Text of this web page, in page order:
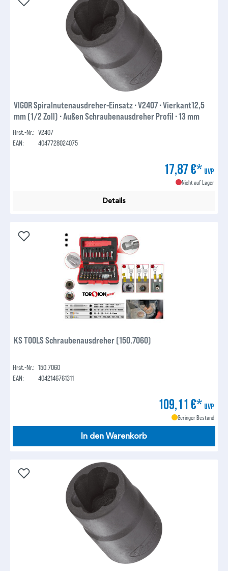
VIGOR Spiralnutenausdreher-Einsatz ∙ V2407 ∙ Vierkant12,5
mm (1/2 Zoll) ∙ Außen Schraubenausdreher Profil ∙ 13 mm
Hrst.-Nr.: V2407
EAN:
4047728024075
17,87 €* UVP
Nicht auf Lager
Details
KS TOOLS Schraubenausdreher (150.7060)
Hrst.-Nr.: 150.7060
EAN:
4042146761311
109,11 €* UVP
Geringer Bestand
In den Warenkorb